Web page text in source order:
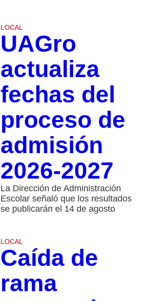
LOCAL
UAGro
actualiza
fechas del
proceso de
admisión
2026-2027
La Dirección de Administración
Escolar señaló que los resultados
se publicarán el 14 de agosto
LOCAL
Caída de
rama